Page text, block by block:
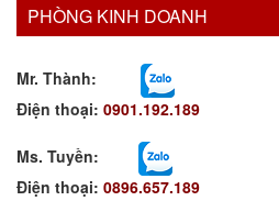
PHÒNG KINH DOANH
Mr. Thành:
Điện thoại: 0901.192.189
Ms. Tuyền:
Điện thoại: 0896.657.189